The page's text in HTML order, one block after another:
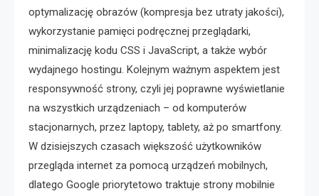
optymalizację obrazów (kompresja bez utraty jakości),
wykorzystanie pamięci podręcznej przeglądarki,
minimalizację kodu CSS i JavaScript, a także wybór
wydajnego hostingu. Kolejnym ważnym aspektem jest
responsywność strony, czyli jej poprawne wyświetlanie
na wszystkich urządzeniach – od komputerów
stacjonarnych, przez laptopy, tablety, aż po smartfony.
W dzisiejszych czasach większość użytkowników
przegląda internet za pomocą urządzeń mobilnych,
dlatego Google priorytetowo traktuje strony mobilnie